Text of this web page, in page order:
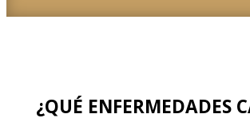
¿QUÉ ENFERMEDADES